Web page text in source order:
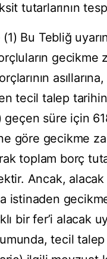
tutarlarının
Bu Tebliğ
gecikme
tecil talep
süre için
göre gecikme
toplam borç
Ancak, alacak
istinaden
bir fer’i alacak
tecil